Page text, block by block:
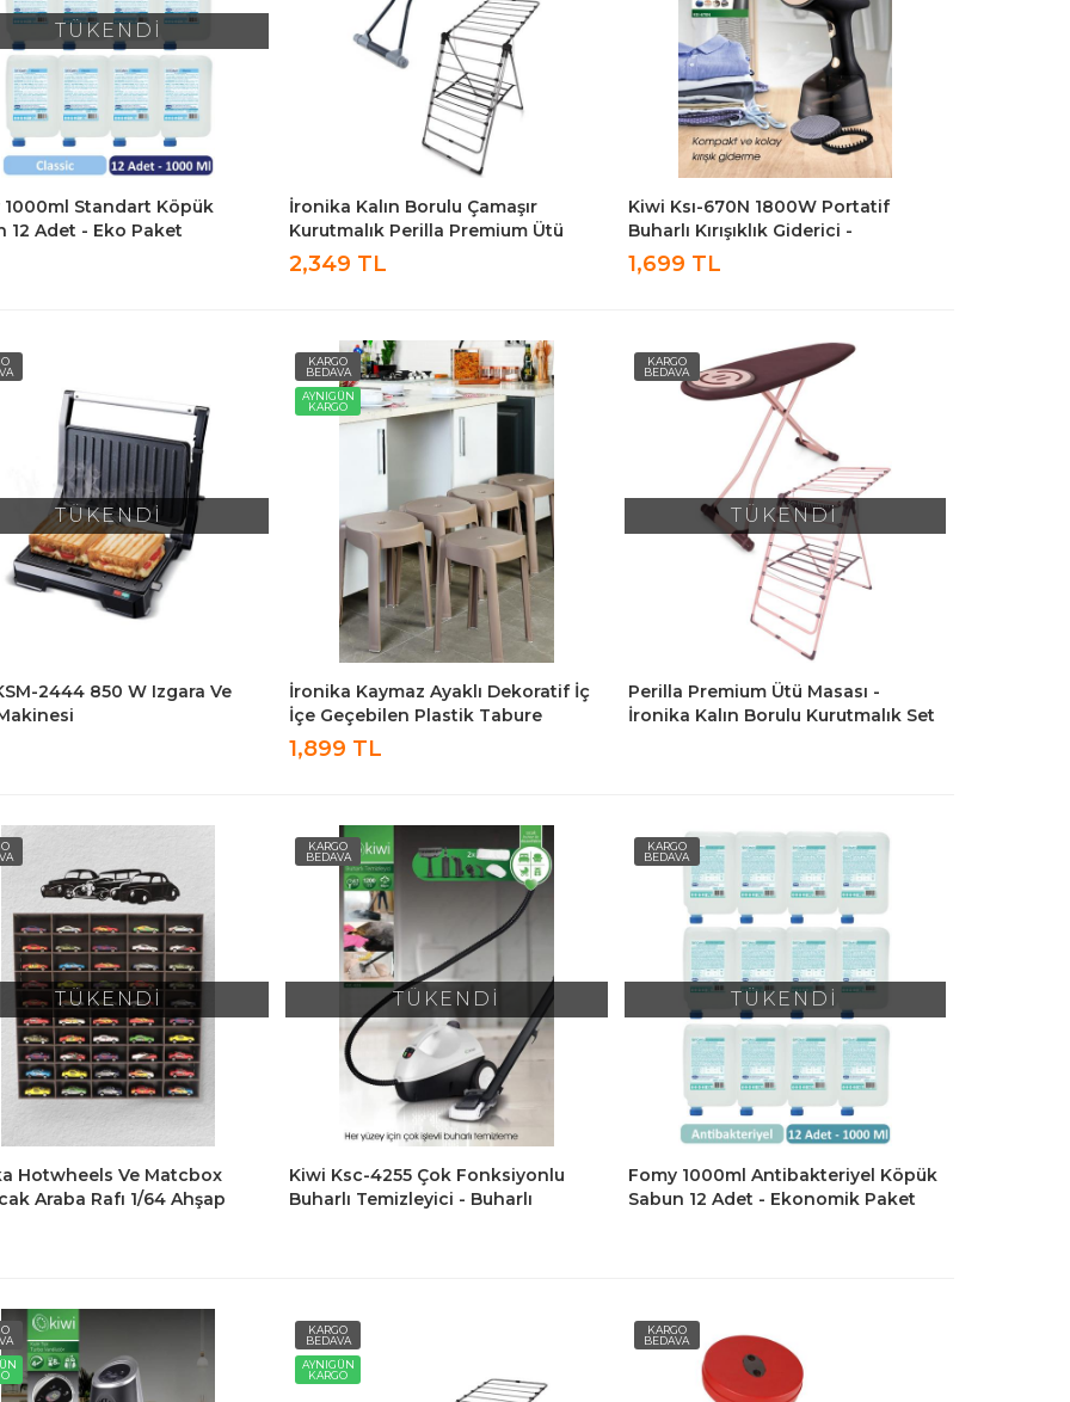
TÜKENDİ
1000ml Standart Köpük
12 Adet - Eko Paket
İronika Kalın Borulu Çamaşır
Kurutmalık Perilla Premium Ütü
Masası Set Antrasit
2,349 TL
Kiwi Ksı-670N 1800W Portatif
Buharlı Kırışıklık Giderici -
Paslanmaz Çelik Buhar Çıkışı
1,699 TL
TÜKENDİ
2444 850 W Izgara Ve
KARGO
BEDAVA
AYNIGÜN
KARGO
İronika Kaymaz Ayaklı Dekoratif İç
İçe Geçebilen Plastik Tabure
Mutfak Bahçe Taburesi 6 Adet
Latte
1,899 TL
KARGO
BEDAVA
TÜKENDİ
Perilla Premium Ütü Masası -
İronika Kalın Borulu Kurutmalık Set
TÜKENDİ
Hotwheels Ve Matcbox
Araba Rafı 1/64 Ahşap
KARGO
BEDAVA
TÜKENDİ
Kiwi Ksc-4255 Çok Fonksiyonlu
Buharlı Temizleyici - Buharlı
KARGO
BEDAVA
TÜKENDİ
Fomy 1000ml Antibakteriyel Köpük
Sabun 12 Adet - Ekonomik Paket
KARGO
BEDAVA
AYNIGÜN
KARGO
KARGO
BEDAVA